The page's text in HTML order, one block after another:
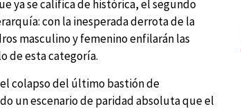
ya se califica de histórica, el segundo
con la inesperada derrota de la
masculino y femenino enfilarán las
de esta categoría.
colapso del último bastión de
un escenario de paridad absoluta que el